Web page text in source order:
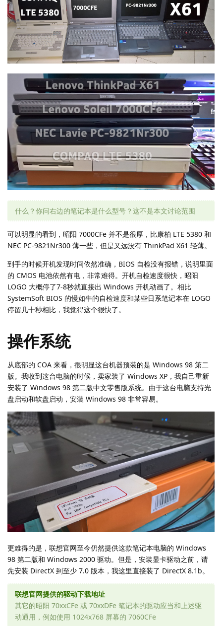
什么？你问右边的笔记本是什么型号？这不是本文讨论范围
可以明显的看到，昭阳 7000CFe 并不是很厚，比康柏 LTE 5380 和
NEC PC-9821Nr300 薄一些，但是又远没有 ThinkPad X61 轻薄。
到手的时候开机发现时间依然准确，BIOS 自检没有报错，说明里面
的 CMOS 电池依然有电，非常难得。开机自检速度很快，昭阳
LOGO 大概停了7-8秒就直接出 Windows 开机动画了。相比
SystemSoft BIOS 的慢如牛的自检速度和某些日系笔记本在 LOGO
停留几十秒相比，我觉得这个很快了。
操作系统
从底部的 COA 来看，很明显这台机器预装的是 Windows 98 第二
版。我收到这台电脑的时候，卖家装了 Windows XP，我自己重新
安装了 Windows 98 第二版中文零售版系统。由于这台电脑支持光
盘启动和软盘启动，安装 Windows 98 非常容易。
更难得的是，联想官网至今仍然提供这款笔记本电脑的 Windows
98 第二版和 Windows 2000 驱动。但是，安装显卡驱动之前，请
先安装 DirectX 到至少 7.0 版本，我这里直接装了 DirectX 8.1b。
联想官网提供的驱动下载地址
其它的昭阳 70xxCFe 或 70xxDFe 笔记本的驱动应当和上述驱
动通用，例如使用 1024x768 屏幕的 7060CFe